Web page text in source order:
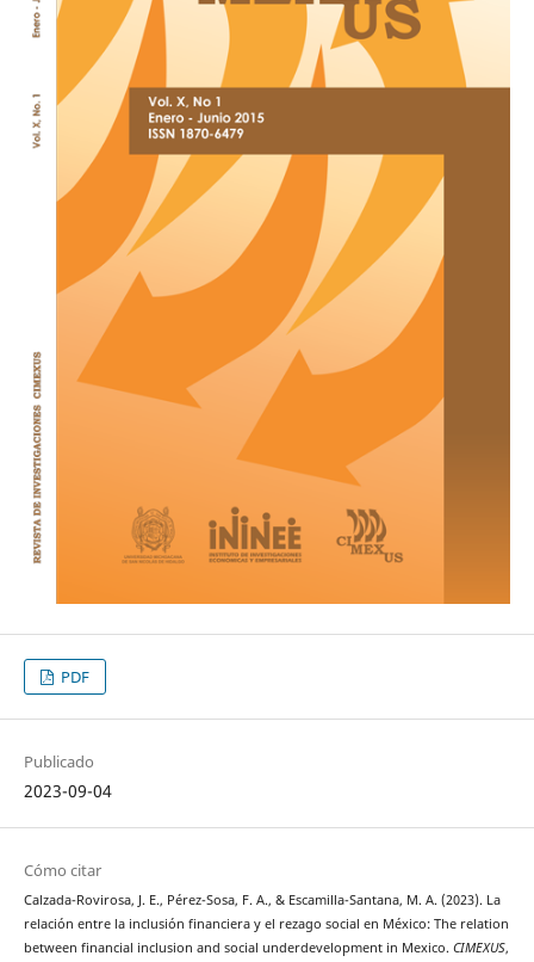
PDF
Publicado
2023-09-04
Cómo citar
Calzada-Rovirosa, J. E., Pérez-Sosa, F. A., & Escamilla-Santana, M. A. (2023). La
relación entre la inclusión financiera y el rezago social en México: The relation
between financial inclusion and social underdevelopment in Mexico. CIMEXUS,